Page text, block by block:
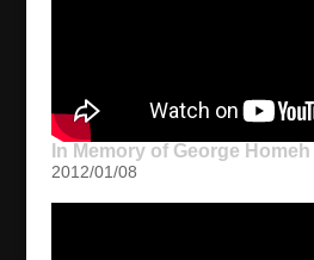
In Memory of George Homeh
2012/01/08